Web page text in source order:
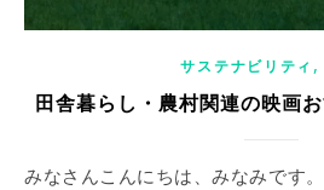
サステナビリティ
田舎暮らし・農村関連の映画
みなさんこんにちは、みなみです。 今回は、農業や田舎暮